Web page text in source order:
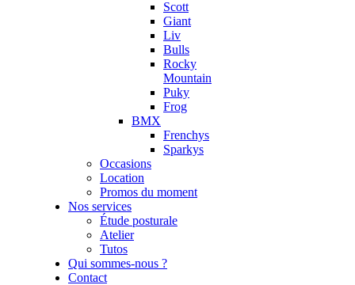
Scott
Giant
Liv
Bulls
Rocky
Mountain
Puky
Frog
BMX
Frenchys
Sparkys
Occasions
Location
Promos du moment
Nos services
Étude posturale
Atelier
Tutos
Qui sommes-nous ?
Contact